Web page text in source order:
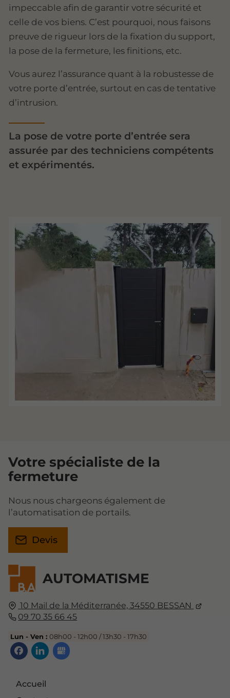
impeccable afin de garantir votre sécurité et
celle de vos biens. C’est pourquoi, nous faisons
preuve de rigueur lors de la fixation du support,
la pose de la fermeture, les finitions, etc.
Vous aurez l’assurance quant à la robustesse de
votre porte d’entrée, surtout en cas de tentative
d’intrusion.
La pose de votre porte d’entrée sera
assurée par des techniciens compétents
et expérimentés.
AUTOMATISME
10 Mail de la Méditerranée,34550 BESSAN
09 70 35 66 45
Lun - Ven :08h00 - 12h00 / 13h30 - 17h30
Accueil
Votre spécialiste de la
fermeture
Nous nous chargeons également de
l’automatisation de portails.
Devis